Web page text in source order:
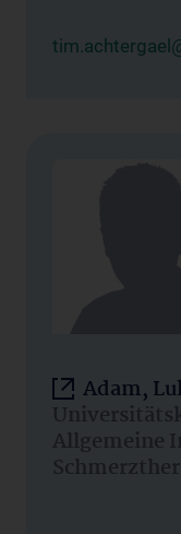
Adam,
Allgemeine